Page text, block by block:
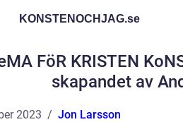
KONSTENOCHJAG.se
FöR KRISTEN
skapandet av
2023 Jon Larsson